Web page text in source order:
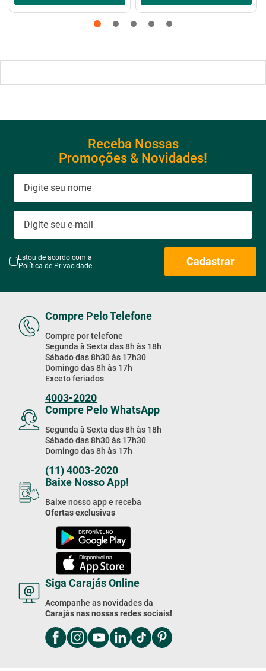
Receba Nossas
Promoções & Novidades!
Estou de acordo com a
Política de Privacidade
Cadastrar
Compre Pelo Telefone
Compre por telefone
Segunda à Sexta das 8h às 18h
Sábado das 8h30 às 17h30
Domingo das 8h às 17h
Exceto feriados
4003-2020
Compre Pelo WhatsApp
Segunda à Sexta das 8h às 18h
Sábado das 8h30 às 17h30
Domingo das 8h às 17h
(11) 4003-2020
Baixe Nosso App!
Baixe nosso app e receba
Ofertas exclusivas
Siga Carajás Online
Acompanhe as novidades da
Carajás nas nossas redes sociais!